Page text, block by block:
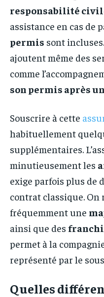
responsabilité
assistance en cas de
permis sont
ajoutent même des
comme
son permis après
Souscrire à cette
habituellement
supplémentaires.
minutieusement les
exige parfois plus de
contrat classique. On
fréquemment une
ainsi que des
permet à la
représenté par le
Quelles